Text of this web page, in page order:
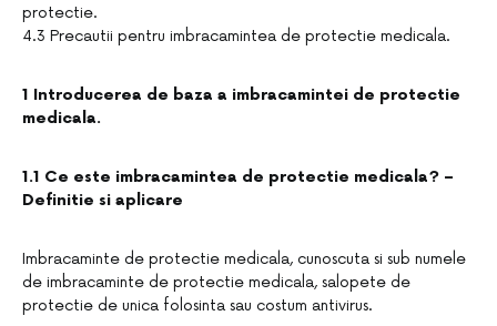
protectie.
4.3 Precautii pentru imbracamintea de protectie medicala.
1 Introducerea de baza a imbracamintei de protectie
medicala.
1.1 Ce este imbracamintea de protectie medicala? –
Definitie si aplicare
Imbracaminte de protectie medicala, cunoscuta si sub numele
de imbracaminte de protectie medicala, salopete de
protectie de unica folosinta sau costum antivirus.